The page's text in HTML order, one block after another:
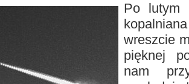
Po lutym
wreszcie
pięknej
nam